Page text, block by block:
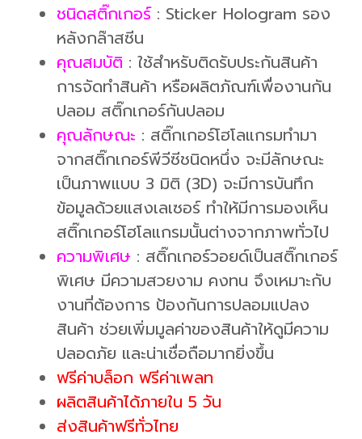
ชนิดสติ๊กเกอร์: Sticker Hologram รอง
หลังกล๊าสซีน
คุณสมบัติ : ใช้สำหรับติดรับประกันสินค้า
การจัดทำสินค้า หรือผลิตภัณฑ์เพื่องานกัน
ปลอม สติ๊กเกอร์กันปลอม
คุณลักษณะ : สติ๊กเกอร์โฮโลแกรมทำมา
จากสติ๊กเกอร์พีวีซีชนิดหนึ่ง จะมีลักษณะ
เป็นภาพแบบ 3 มิติ (3D) จะมีการบันทึก
ข้อมูลด้วยแสงเลเซอร์ ทำให้มีการมองเห็น
สติ๊กเกอร์โฮโลแกรมนั้นต่างจากภาพทั่วไป
ความพิเศษ : สติ๊กเกอร์วอยด์เป็นสติ๊กเกอร์
พิเศษ มีความสวยงาม คงทน จึงเหมาะกับ
งานที่ต้องการ ป้องกันการปลอมแปลง
สินค้า ช่วยเพิ่มมูลค่าของสินค้าให้ดูมีความ
ปลอดภัย และน่าเชื่อถือมากยิ่งขึ้น
ฟรีค่าบล็อก ฟรีค่าเพลท
ผลิตสินค้าได้ภายใน 5 วัน
ส่งสินค้าฟรีทั่วไทย